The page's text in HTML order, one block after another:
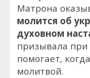
Матрона
молится об
духовном
призывала
помогает,
молитвой.